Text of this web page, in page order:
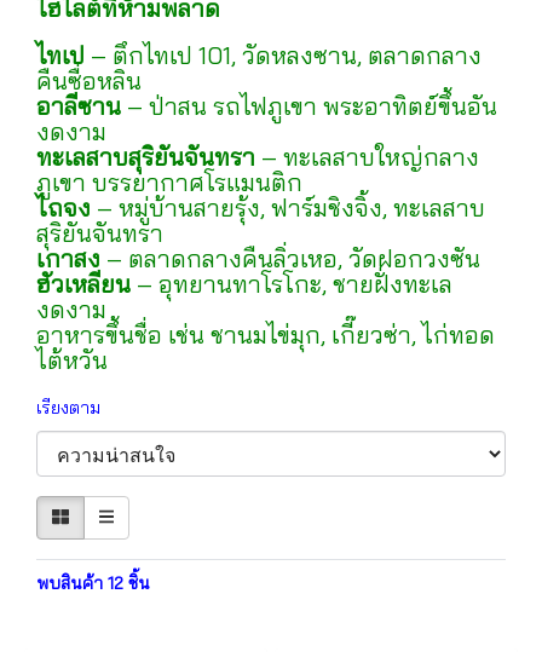
ไฮไลต์ที่ห้ามพลาด
ไทเป – ตึกไทเป 101, วัดหลงซาน, ตลาดกลาง
คืนซื่อหลิน
อาลีซาน – ป่าสน รถไฟภูเขา พระอาทิตย์ขึ้นอัน
งดงาม
ทะเลสาบสุริยันจันทรา – ทะเลสาบใหญ่กลาง
ภูเขา บรรยากาศโรแมนติก
ไถจง – หมู่บ้านสายรุ้ง, ฟาร์มชิงจิ้ง, ทะเลสาบ
สุริยันจันทรา
เกาสง – ตลาดกลางคืนลิ่วเหอ, วัดฝอกวงซัน
ฮัวเหลียน – อุทยานทาโรโกะ, ชายฝั่งทะเล
งดงาม
อาหารขึ้นชื่อ เช่น ชานมไข่มุก, เกี๊ยวซ่า, ไก่ทอด
ไต้หวัน
เรียงตาม
พบสินค้า 12 ชิ้น